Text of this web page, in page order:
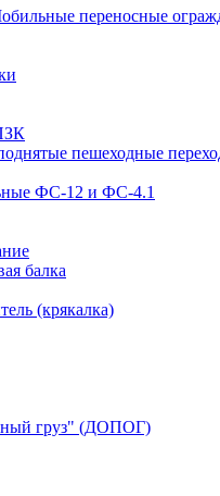
переносные
пешеходные
ФС-12 и ФС-4.1
балка
(крякалка)
груз" (ДОПОГ)